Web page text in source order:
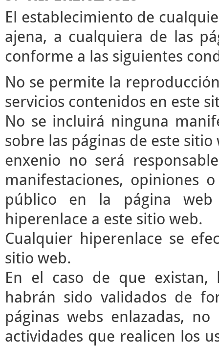
El establecimiento de
ajena, a cualquiera de las
conforme a las siguientes
No se permite la
servicios contenidos en este
No se incluirá ninguna
sobre las páginas de este sitio
enxenio no será
manifestaciones, opiniones
público en la página
hiperenlace a este sitio web.
Cualquier hiperenlace se
sitio web.
En el caso de que existan,
habrán sido validados de
páginas webs enlazadas,
actividades que realicen los